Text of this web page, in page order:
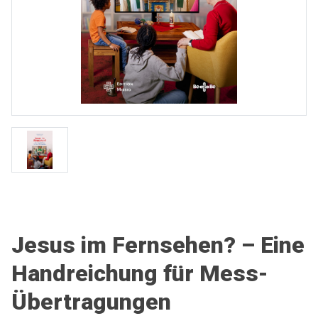
Jesus im Fernsehen? – Eine
Handreichung für Mess-
Übertragungen